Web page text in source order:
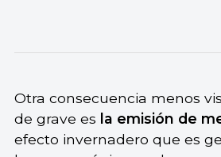
Otra consecuencia menos
de grave es la emisión de
efecto invernadero que es